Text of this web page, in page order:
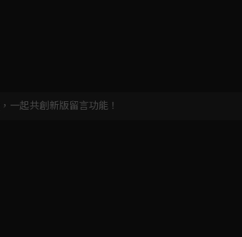
Video
，一起共創新版留言功能！